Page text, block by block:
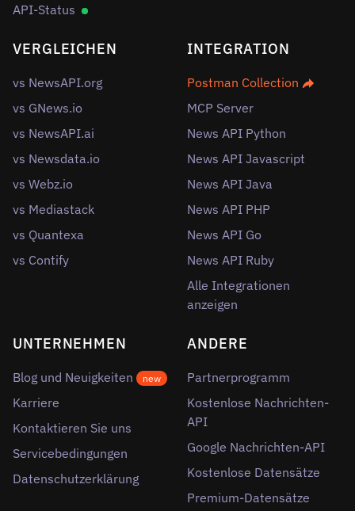
API-Status
VERGLEICHEN
vs NewsAPI.org
vs GNews.io
vs NewsAPI.ai
vs Newsdata.io
vs Webz.io
vs Mediastack
vs Quantexa
vs Contify
INTEGRATION
Postman Collection
MCP Server
News API Python
News API Javascript
News API Java
News API PHP
News API Go
News API Ruby
Alle Integrationen
anzeigen
UNTERNEHMEN
Blog und Neuigkeiten new
Karriere
Kontaktieren Sie uns
Servicebedingungen
Datenschutzerklärung
ANDERE
Partnerprogramm
Kostenlose Nachrichten-
API
Google Nachrichten-API
Kostenlose Datensätze
Premium-Datensätze